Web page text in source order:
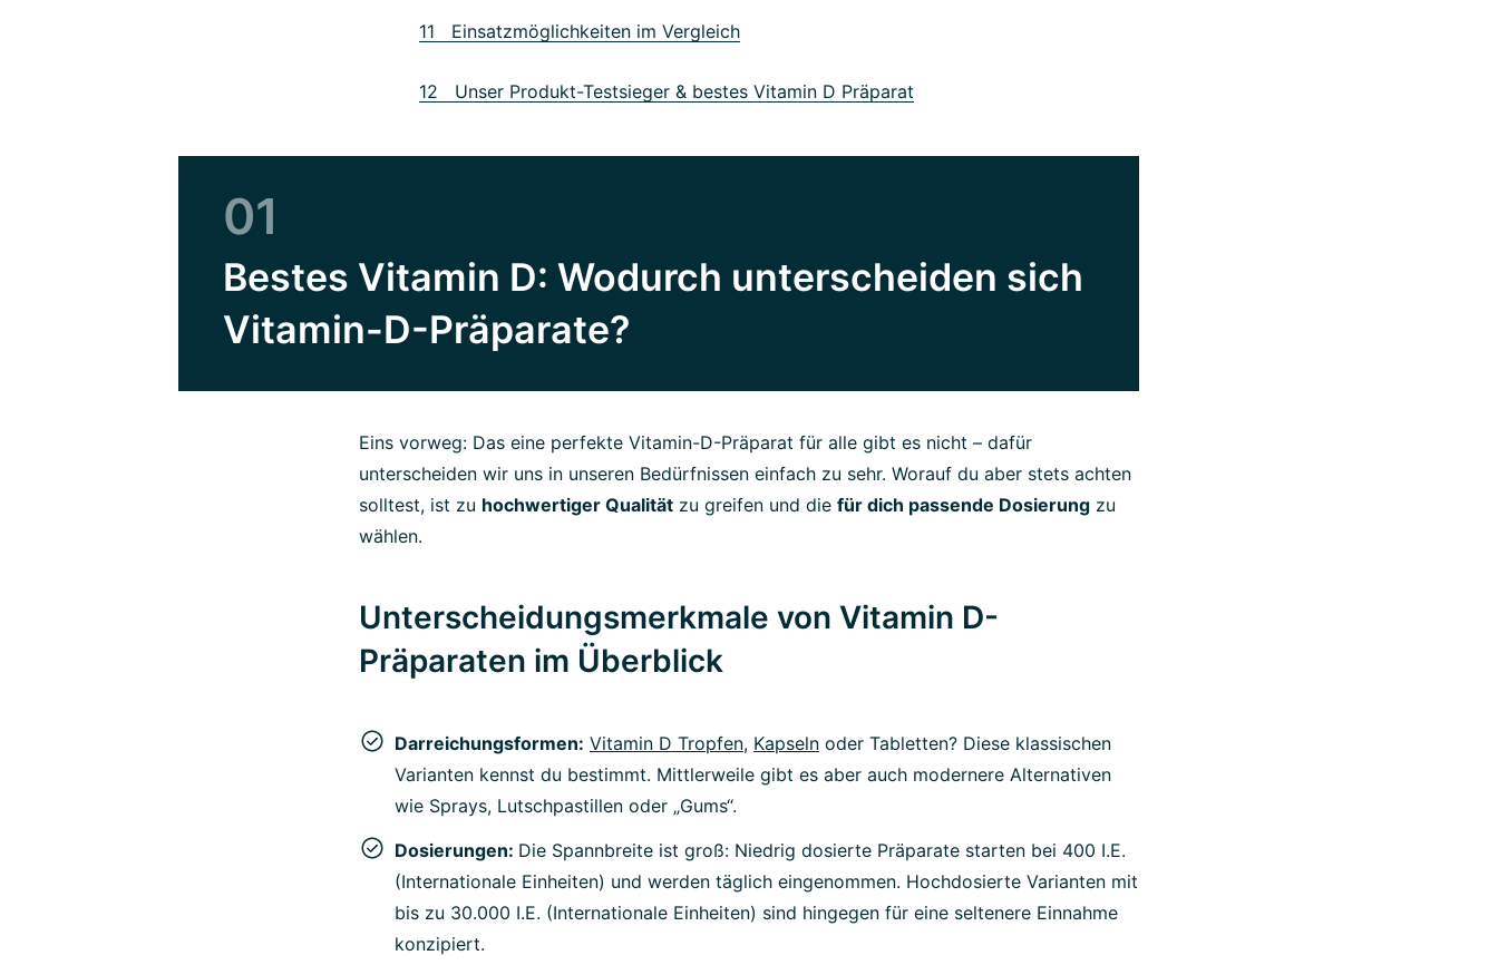
11 Einsatzmöglichkeiten im Vergleich
12 Unser Produkt-Testsieger & bestes Vitamin D Präparat
01
Bestes Vitamin D: Wodurch unterscheiden sich
Vitamin-D-Präparate?
Eins vorweg: Das eine perfekte Vitamin-D-Präparat für alle gibt es nicht – dafür
unterscheiden wir uns in unseren Bedürfnissen einfach zu sehr. Worauf du aber stets achten
solltest, ist zu hochwertiger Qualität zu greifen und die für dich passende Dosierung zu
wählen.
Unterscheidungsmerkmale von Vitamin D-
Präparaten im Überblick
Darreichungsformen: Vitamin D Tropfen, Kapseln oder Tabletten? Diese klassischen
Varianten kennst du bestimmt. Mittlerweile gibt es aber auch modernere Alternativen
wie Sprays, Lutschpastillen oder „Gums“.
Dosierungen: Die Spannbreite ist groß: Niedrig dosierte Präparate starten bei 400 I.E.
(Internationale Einheiten) und werden täglich eingenommen. Hochdosierte Varianten mit
bis zu 30.000 I.E. (Internationale Einheiten) sind hingegen für eine seltenere Einnahme
konzipiert.